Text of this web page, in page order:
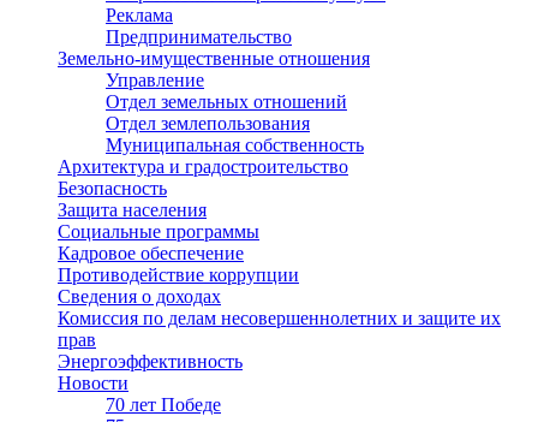
Реклама
Предпринимательство
Земельно-имущественные отношения
Управление
Отдел земельных отношений
Отдел землепользования
Муниципальная собственность
Архитектура и градостроительство
Безопасность
Защита населения
Социальные программы
Кадровое обеспечение
Противодействие коррупции
Сведения о доходах
Комиссия по делам несовершеннолетних и защите их
прав
Энергоэффективность
Новости
70 лет Победе